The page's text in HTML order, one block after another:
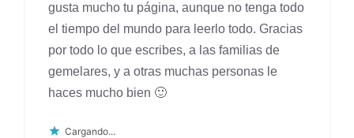
gusta mucho tu página, aunque no tenga todo
el tiempo del mundo para leerlo todo. Gracias
por todo lo que escribes, a las familias de
gemelares, y a otras muchas personas le
haces mucho bien 🙂
Cargando...